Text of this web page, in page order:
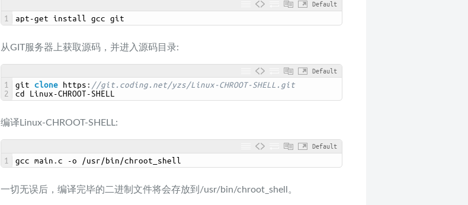
Default
1 apt -get install gcc git
从GIT服务器上获取源码，并进入源码目录:
Default
1
2
git clone https : //git.coding.net/yzs/Linux-CHROOT-SHELL.git
cd
Linux -CHROOT - SHELL
编译Linux-CHROOT-SHELL:
Default
1 gcc main .c -o /usr /bin /chroot_shell
一切无误后，编译完毕的二进制文件将会存放到/usr/bin/chroot_shell。